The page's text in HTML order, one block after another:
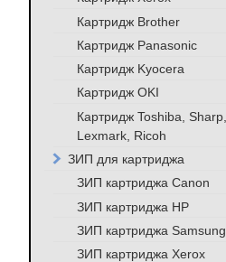
Картридж Brother
Картридж Panasonic
Картридж Kyocera
Картридж OKI
Картридж Toshiba, Sharp,
Lexmark, Ricoh
ЗИП для картриджа
ЗИП картриджа Canon
ЗИП картриджа HP
ЗИП картриджа Samsung
ЗИП картриджа Xerox